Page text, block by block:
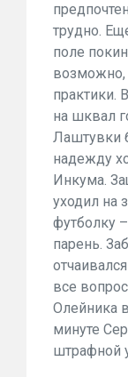
трудно.
поле
возможно,
практики.
на шквал
Лаштувки
надежду
Инкума.
уходил на
футболку
парень.
все
Олейника
минуте
штрафной